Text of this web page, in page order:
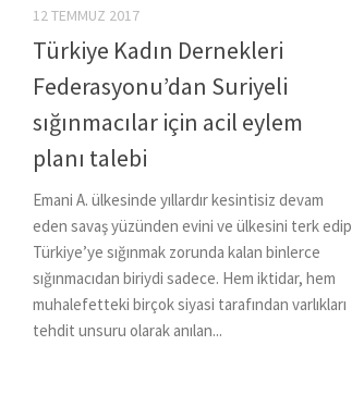
12 TEMMUZ 2017
Türkiye Kadın Dernekleri
Federasyonu’dan Suriyeli
sığınmacılar için acil eylem
planı talebi
Emani A. ülkesinde yıllardır kesintisiz devam
eden savaş yüzünden evini ve ülkesini terk edip
Türkiye’ye sığınmak zorunda kalan binlerce
sığınmacıdan biriydi sadece. Hem iktidar, hem
muhalefetteki birçok siyasi tarafından varlıkları
tehdit unsuru olarak anılan...